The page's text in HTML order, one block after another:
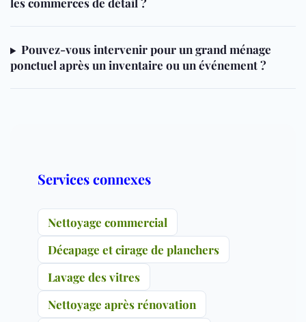
les commerces de détail ?
Pouvez-vous intervenir pour un grand ménage
ponctuel après un inventaire ou un événement ?
Services connexes
Nettoyage commercial
Décapage et cirage de planchers
Lavage des vitres
Nettoyage après rénovation